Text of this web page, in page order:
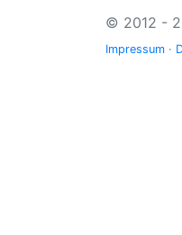
© 2012 -
Impressum ·